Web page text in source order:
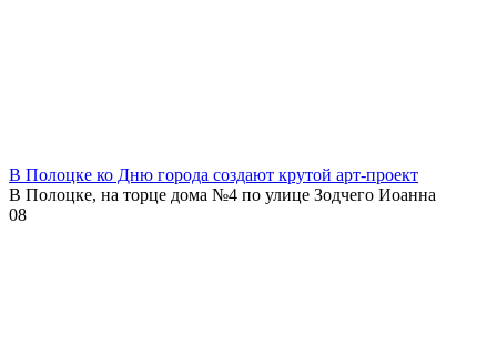
В Полоцке ко Дню города создают крутой арт-проект
В Полоцке, на торце дома №4 по улице Зодчего Иоанна
08